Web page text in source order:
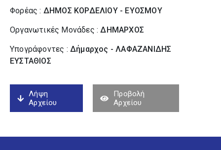
Φορέας : ΔΗΜΟΣ ΚΟΡΔΕΛΙΟΥ - ΕΥΟΣΜΟΥ
Οργανωτικές Μονάδες :ΔΗΜΑΡΧΟΣ
Υπογράφοντες : Δήμαρχος - ΛΑΦΑΖΑΝΙΔΗΣ
ΕΥΣΤΑΘΙΟΣ
Λήψη
Αρχείου
Προβολή
Αρχείου